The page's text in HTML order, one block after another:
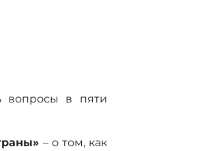
вопросы в пяти
– о том, как